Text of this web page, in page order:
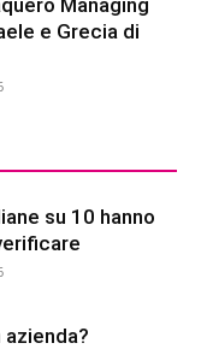
Managing
e Grecia di
su 10 hanno
azienda?